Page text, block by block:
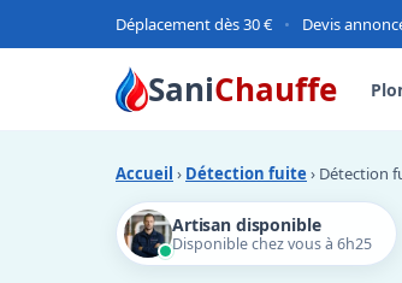
Déplacement dès 30 € • Devis
SaniChauffe
Accueil › Détection fuite › Détection
Artisan disponible
Disponible chez vous à 6h25